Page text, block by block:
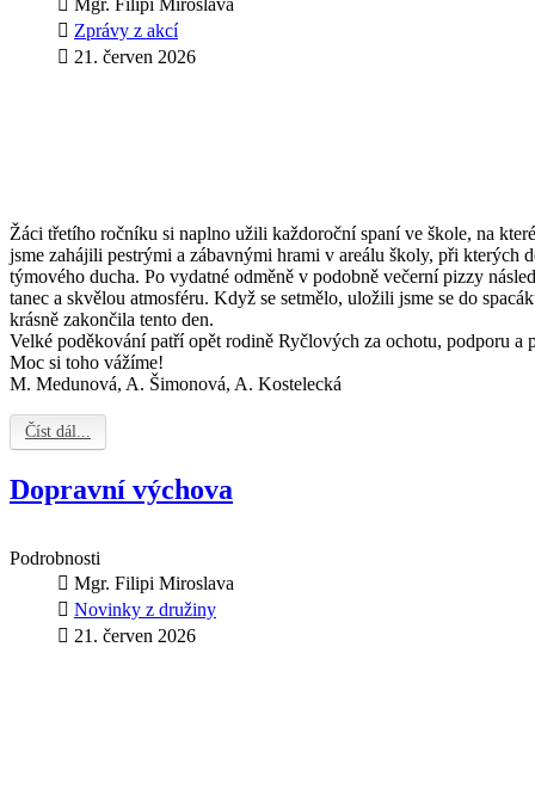
Zprávy z akcí
21. červen 2026
Žáci třetího ročníku si naplno užili každoroční spaní ve škole, na
jsme zahájili pestrými a zábavnými hrami v areálu školy, při kterých
týmového ducha. Po vydatné odměně v podobně večerní pizzy
tanec a skvělou atmosféru. Když se setmělo, uložili jsme se do
krásně zakončila tento den.
Velké poděkování patří opět rodině Ryčlových za ochotu, podporu a
Moc si toho vážíme!
M. Medunová, A. Šimonová, A. Kostelecká
Číst dál...
Dopravní výchova
Podrobnosti
Mgr. Filipi Miroslava
Novinky z družiny
21. červen 2026